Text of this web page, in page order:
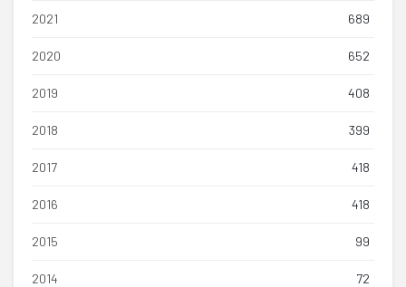
2021 689
2020 652
2019 408
2018 399
2017 418
2016 418
2015 99
2014 72